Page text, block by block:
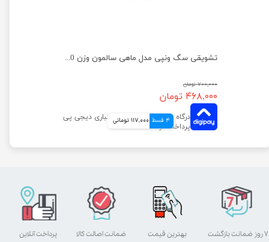
تشویقی سگ ونپی مدل ماهی سالمون وزن 100 گرم
۷۰۰,۰۰۰ تومان
۴۶۸,۰۰۰ تومان
4 قسط 117,000 تومانی
بهترین قیمت پرداخت آنلاین ۷ روز ضمانت بازگشت ضمانت اصالت کالا